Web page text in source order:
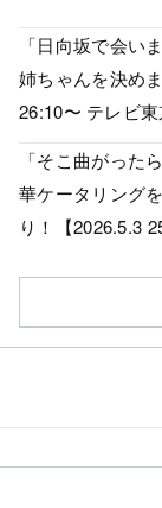
「日向坂で会い
姉ちゃんを決め
26:10〜 テレビ東
「そこ曲がった
華ケータリング
り！【2026.5.3